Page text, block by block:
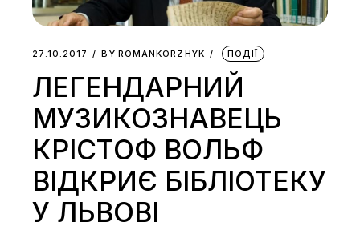
27.10.2017 BY ROMANKORZHYK ПОДІЇ
ЛЕГЕНДАРНИЙ
МУЗИКОЗНАВЕЦЬ
КРІСТОФ ВОЛЬФ
ВІДКРИЄ БІБЛІОТЕКУ
У ЛЬВОВІ